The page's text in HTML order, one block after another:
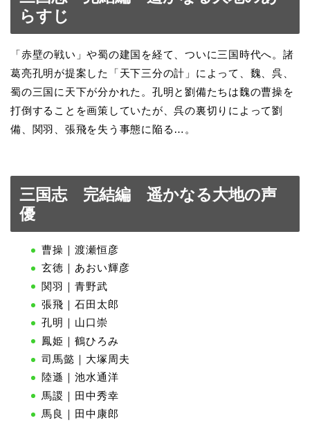
らすじ
「赤壁の戦い」や蜀の建国を経て、ついに三国時代へ。諸
葛亮孔明が提案した「天下三分の計」によって、魏、呉、
蜀の三国に天下が分かれた。孔明と劉備たちは魏の曹操を
打倒することを画策していたが、呉の裏切りによって劉
備、関羽、張飛を失う事態に陥る…。
三国志 完結編 遥かなる大地の声
優
曹操｜渡瀬恒彦
玄徳｜あおい輝彦
関羽｜青野武
張飛｜石田太郎
孔明｜山口崇
鳳姫｜鶴ひろみ
司馬懿｜大塚周夫
陸遜｜池水通洋
馬謖｜田中秀幸
馬良｜田中康郎